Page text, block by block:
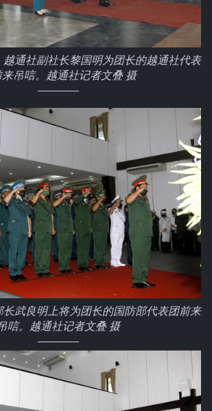
通社副社长黎国明为团长的越通社代表
来吊唁。越通社记者文叠 摄
武良明上将为团长的国防部代表团前来
唁。越通社记者文叠 摄